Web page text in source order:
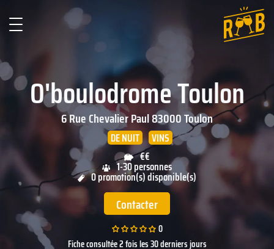
O'boulodrome Toulon
6 Rue Chevalier Paul83000Toulon
DE NUIT
VINS
€€
1-30 personnes
0 promotion(s) disponible(s)
Contacter
0
Fiche consultée 2 fois les 30 derniers jours